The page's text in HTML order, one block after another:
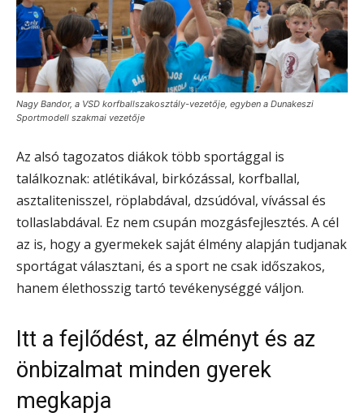
Nagy Bandor, a VSD korfballszakosztály-vezetője, egyben a Dunakeszi
Sportmodell szakmai vezetője
Az alsó tagozatos diákok több sportággal is
találkoznak: atlétikával, birkózással, korfballal,
asztalitenisszel, röplabdával, dzsúdóval, vívással és
tollaslabdával. Ez nem csupán mozgásfejlesztés. A cél
az is, hogy a gyermekek saját élmény alapján tudjanak
sportágat választani, és a sport ne csak időszakos,
hanem élethosszig tartó tevékenységgé váljon.
Itt a fejlődést, az élményt és az
önbizalmat minden gyerek
megkapja